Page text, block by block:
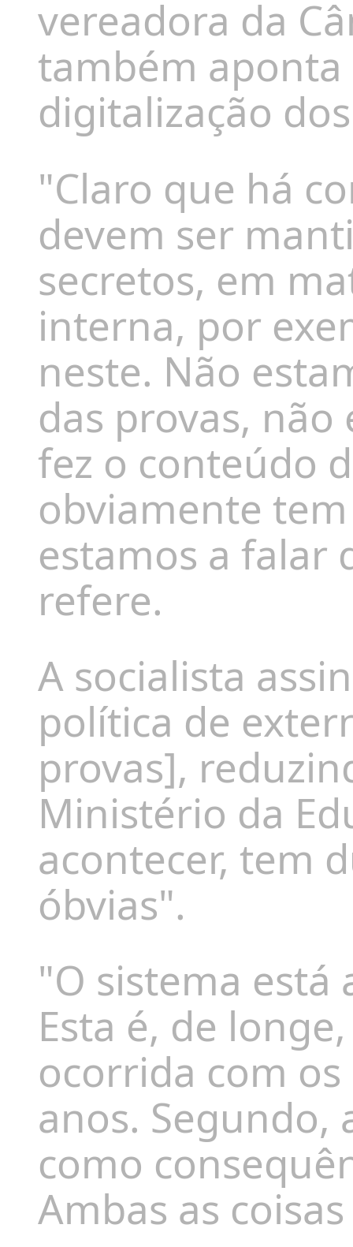
vereadora da
também
digitalização
"Claro que há
devem ser
secretos, em
interna, por
neste. Não
das provas,
fez o conteúdo
obviamente
estamos a falar
refere.
A socialista
política de
provas],
Ministério da
acontecer, tem
óbvias".
"O sistema
Esta é, de
ocorrida com
anos. Segundo,
como
Ambas as